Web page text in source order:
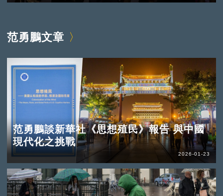
范勇鵬文章
范勇鵬談新華社《思想殖民》報告 與中國
現代化之挑戰
2026-01-23